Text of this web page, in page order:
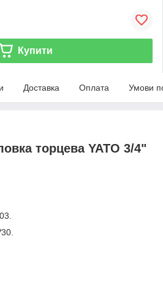
Купити
Доставка Оплата Умови
торцева YATO 3/4"